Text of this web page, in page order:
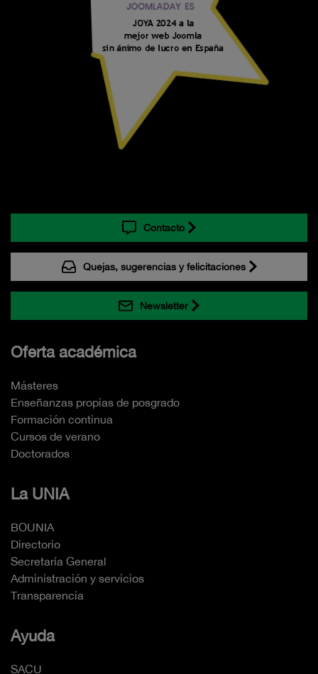
Contacto
Quejas, sugerencias y felicitaciones
Newsletter
Oferta académica
Másteres
Enseñanzas propias de posgrado
Formación continua
Cursos de verano
Doctorados
La UNIA
BOUNIA
Directorio
Secretaría General
Administración y servicios
Transparencia
Ayuda
SACU